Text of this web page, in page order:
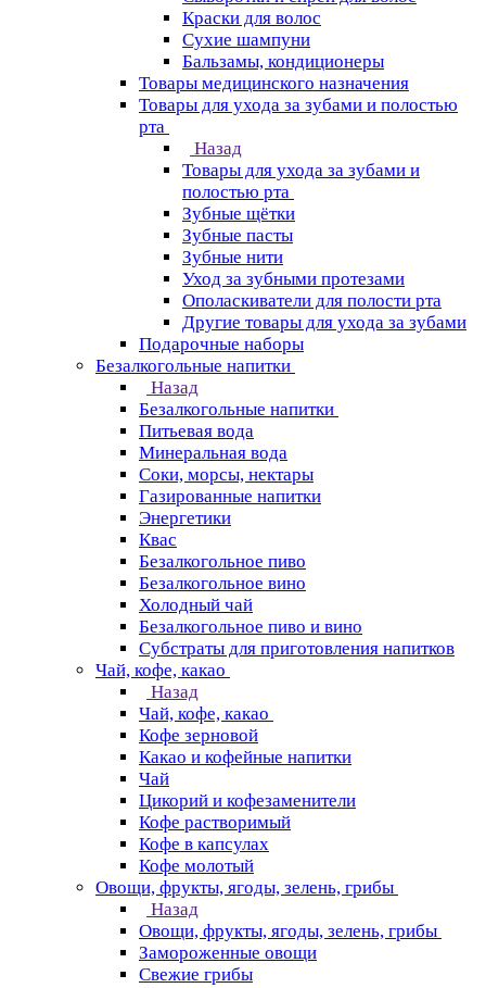
Краски для волос
Сухие шампуни
Бальзамы, кондиционеры
Товары медицинского назначения
Товары для ухода за зубами и полостью
рта
Назад
Товары для ухода за зубами и
полостью рта
Зубные щётки
Зубные пасты
Зубные нити
Уход за зубными протезами
Ополаскиватели для полости рта
Другие товары для ухода за зубами
Подарочные наборы
Безалкогольные напитки
Назад
Безалкогольные напитки
Питьевая вода
Минеральная вода
Соки, морсы, нектары
Газированные напитки
Энергетики
Квас
Безалкогольное пиво
Безалкогольное вино
Холодный чай
Безалкогольное пиво и вино
Субстраты для приготовления напитков
Чай, кофе, какао
Назад
Чай, кофе, какао
Кофе зерновой
Какао и кофейные напитки
Чай
Цикорий и кофезаменители
Кофе растворимый
Кофе в капсулах
Кофе молотый
Овощи, фрукты, ягоды, зелень, грибы
Назад
Овощи, фрукты, ягоды, зелень, грибы
Замороженные овощи
Свежие грибы